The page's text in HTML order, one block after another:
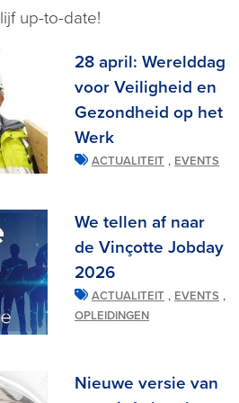
up-to-date!
28 april: Werelddag
voor Veiligheid en
Gezondheid op het
Werk
ACTUALITEIT , EVENTS
We tellen af naar
de Vinçotte Jobday
2026
ACTUALITEIT , EVENTS ,
OPLEIDINGEN
Nieuwe versie van